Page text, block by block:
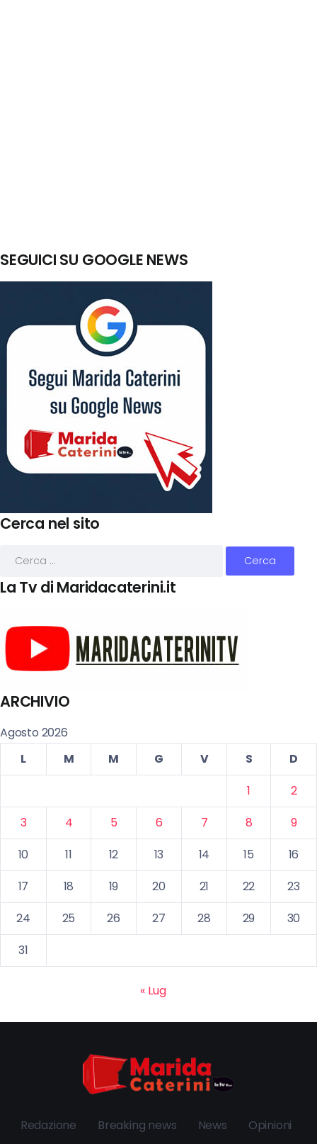
SEGUICI SU GOOGLE NEWS
Cerca nel sito
La Tv di Maridacaterini.it
ARCHIVIO
Agosto 2026
L
M M G V S
D
1
2
3
4 5 6 7 8
9
10
11 12 13 14 15
16
17
18 19 20 21 22
23
24
25 26 27 28 29
30
31
« Lug
Redazione Breaking news News Opinioni